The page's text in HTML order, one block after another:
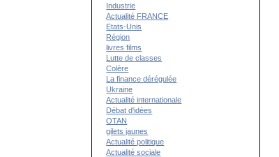
Industrie
Actualité FRANCE
Etats-Unis
Région
livres films
Lutte de classes
Colère
La finance dérégulée
Ukraine
Actualité internationale
Débat d'idées
OTAN
gilets jaunes
Actualité politique
Actualité sociale